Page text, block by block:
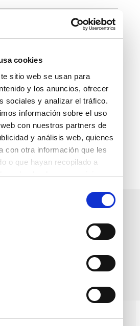
cookies
sitio web se usan para
y los anuncios, ofrecer
sociales y analizar el tráfico.
información sobre el uso
con nuestros partners de
y análisis web, quienes
con otra información que les
o que hayan recopilado a
hecho de sus servicios.
DEVOLUCIONES
a nuestro boletín